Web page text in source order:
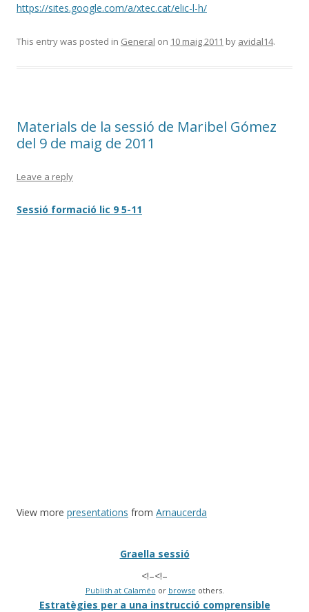
https://sites.google.com/a/xtec.cat/elic-l-h/
This entry was posted in General on 10 maig 2011 by avidal14.
Materials de la sessió de Maribel Gómez
del 9 de maig de 2011
Leave a reply
Sessió formació lic 9 5-11
View more presentations from Arnaucerda
Graella sessió
<!–<!–
Publish at Calaméo or browse others.
Estratègies per a una instrucció comprensible